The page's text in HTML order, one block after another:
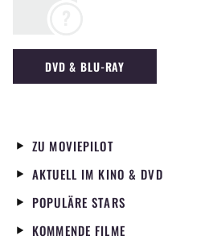
Dabei stehen ihnen
Naturgewalten,
DVD & BLU-RAY
ZU MOVIEPILOT
AKTUELL IM KINO & DVD
POPULÄRE STARS
KOMMENDE FILME